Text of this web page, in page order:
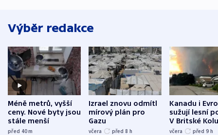
Výběr redakce
Méně metrů, vyšší
ceny. Nové byty jsou
stále menší
před 40m
Izrael znovu odmítl
mírový plán pro
Gazu
včera před 8 h
Kanadu i
sužují lesní
V Britské
evakuovali
včera před 9 h